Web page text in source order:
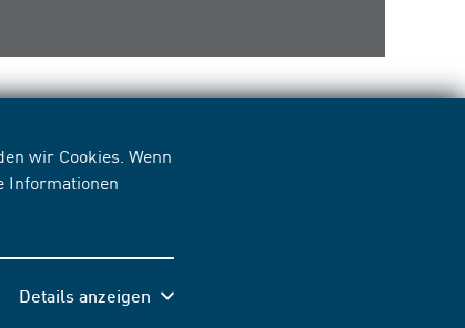
wir Cookies. Wenn
Informationen
Details anzeigen